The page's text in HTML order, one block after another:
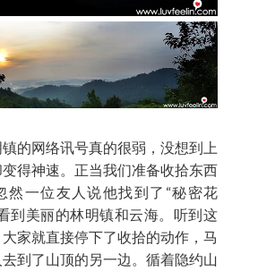
的网络讯号真的很弱，没想到上
得神速。正当我们准备收拾东西
然一位友人说他找到了“秘密花
到美丽的林明镇和云海。听到这
家就直接停下了收拾的动作，马
去到了山顶的另一边。循着隐约山